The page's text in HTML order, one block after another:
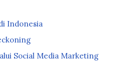
Indonesia
Social Media Marketing